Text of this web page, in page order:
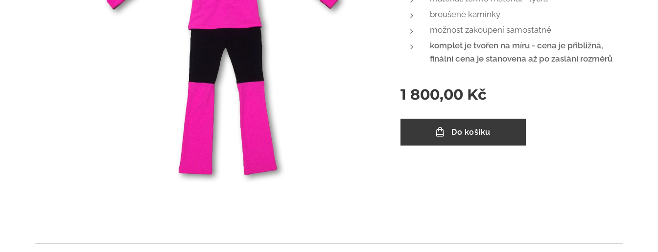
broušené kamínky
možnost zakoupení samostatně
komplet je tvořen na míru - cena je přibližná,
finální cena je stanovena až po zaslání rozměrů
1 800,00 Kč
Do košíku